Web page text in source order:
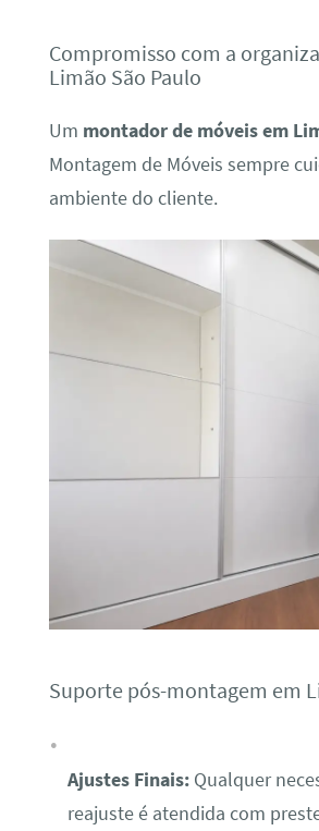
Compromisso com a
Limão São Paulo
Um montador de móveis em
Montagem de Móveis sempre
ambiente do cliente.
Suporte pós-montagem em
Ajustes Finais:Qualquer
reajuste é atendida com